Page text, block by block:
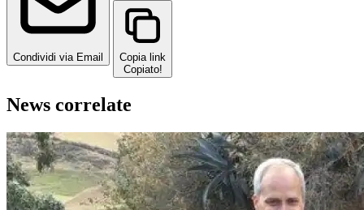
Condividi via Email
Copia link
Copiato!
News correlate